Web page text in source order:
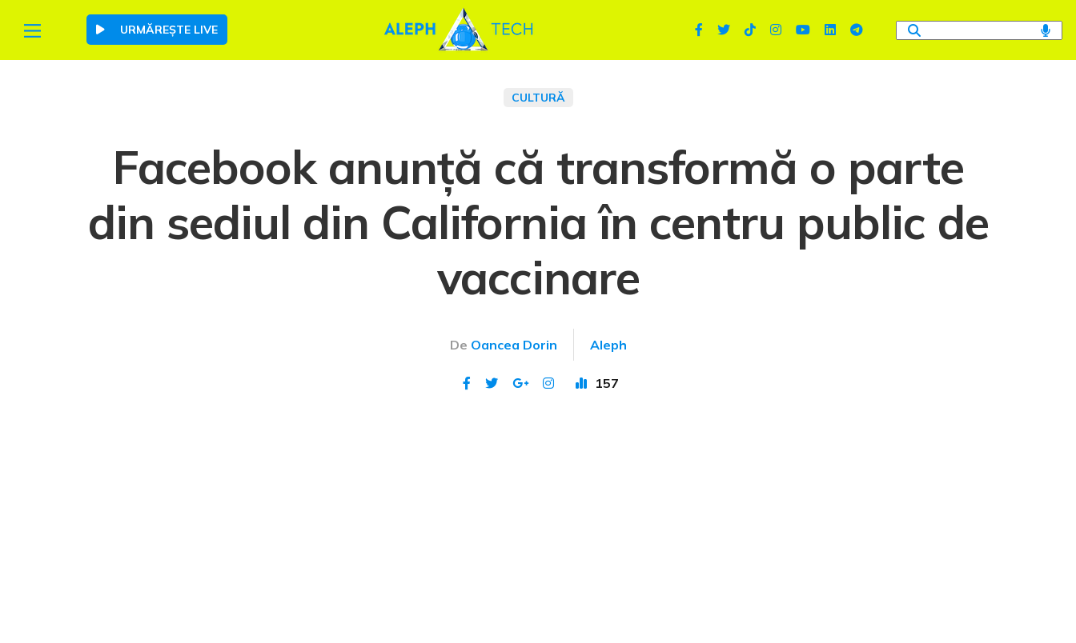
URMĂREȘTE LIVE
CULTURĂ
Facebook anunță că transformă o parte
din sediul din California în centru public de
vaccinare
De Oancea Dorin Aleph
157